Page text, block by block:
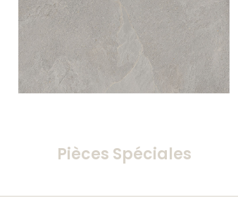
Pièces Spéciales